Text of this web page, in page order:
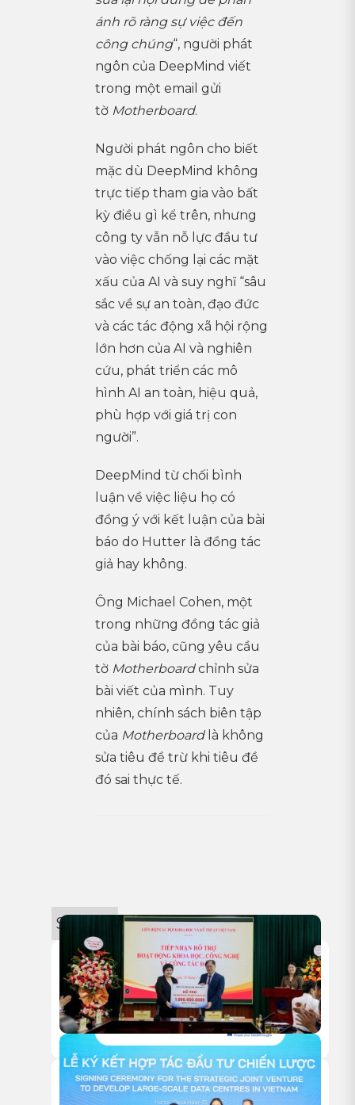
ánh rõ ràng sự việc đến
công chúng“, người phát
ngôn của DeepMind viết
trong một email gửi
tờ Motherboard.
Người phát ngôn cho biết
mặc dù DeepMind không
trực tiếp tham gia vào bất
kỳ điều gì kể trên, nhưng
công ty vẫn nỗ lực đầu tư
vào việc chống lại các mặt
xấu của AI và suy nghĩ “sâu
sắc về sự an toàn, đạo đức
và các tác động xã hội rộng
lớn hơn của AI và nghiên
cứu, phát triển các mô
hình AI an toàn, hiệu quả,
phù hợp với giá trị con
người”.
DeepMind từ chối bình
luận về việc liệu họ có
đồng ý với kết luận của bài
báo do Hutter là đồng tác
giả hay không.
Ông Michael Cohen, một
trong những đồng tác giả
của bài báo, cũng yêu cầu
tờ Motherboardchỉnh sửa
bài viết của mình. Tuy
nhiên, chính sách biên tập
của Motherboard là không
sửa tiêu đề trừ khi tiêu đề
đó sai thực tế.
Sự kiện
18/05/2026
HITC TRAO TẶNG 1 TỶ ĐỒNG HỖ TRỢ HOẠT ĐỘNG NGHIÊN
CỨU KHOA HỌC CỦA VUSTA